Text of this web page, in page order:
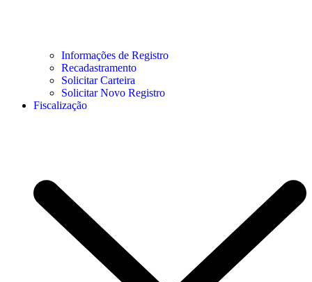
Informações de Registro
Recadastramento
Solicitar Carteira
Solicitar Novo Registro
Fiscalização